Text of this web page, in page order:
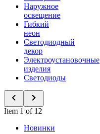
Наружное
освещение
Гибкий
неон
Светодиодный
декор
Электроустановочные
изделия
Светодиоды
Item 1 of 12
Новинки